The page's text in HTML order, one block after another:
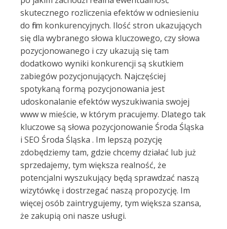
skutecznego rozliczenia efektów w odniesieniu
do firm konkurencyjnych. Ilość stron ukazujących
się dla wybranego słowa kluczowego, czy słowa
pozycjonowanego i czy ukazują się tam
dodatkowo wyniki konkurencji są skutkiem
zabiegów pozycjonujących. Najczęściej
spotykaną formą pozycjonowania jest
udoskonalanie efektów wyszukiwania swojej
www w mieście, w którym pracujemy. Dlatego tak
kluczowe są słowa pozycjonowanie Środa Śląska
i SEO Środa Śląska . Im lepszą pozycję
zdobędziemy tam, gdzie chcemy działać lub już
sprzedajemy, tym większa realność, że
potencjalni wyszukujący będą sprawdzać naszą
wizytówkę i dostrzegać naszą propozycję. Im
więcej osób zaintrygujemy, tym większa szansa,
że zakupią oni nasze usługi.